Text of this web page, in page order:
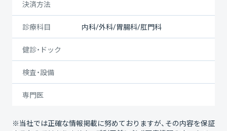
決済方法
診療科目 内科/外科/胃腸科/肛門科
健診・ドック
検査・設備
専門医
※当社では正確な情報掲載に努めておりますが、その内容を保証